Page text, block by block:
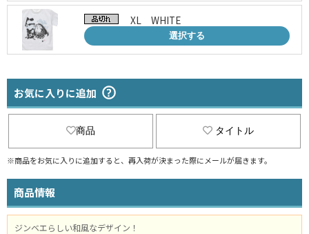
XL WHITE
選択する
お気に入りに追加
商品 タイトル
※商品をお気に入りに追加すると、再入荷が決まった際にメールが届きます。
商品情報
ジンベエらしい和風なデザイン！